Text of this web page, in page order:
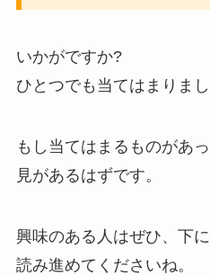
いかがですか?
ひとつでも当てはまりま
もし当てはまるものがあ
見があるはずです。
興味のある人はぜひ、下
読み進めてくださいね。